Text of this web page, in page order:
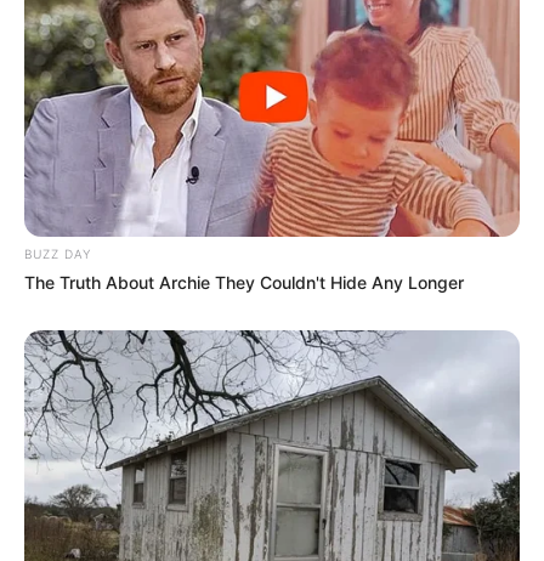
Serem! 9 Chat Ojek Online &
Pelanggan Ini Bikin Auto
Merinding
BUZZ DAY
The Truth About Archie They Couldn't Hide Any Longer